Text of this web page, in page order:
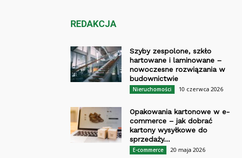
REDAKCJA
Szyby zespolone, szkło
hartowane i laminowane –
nowoczesne rozwiązania w
budownictwie
Nieruchomości 10 czerwca 2026
Opakowania kartonowe w e-
commerce – jak dobrać
kartony wysyłkowe do
sprzedaży...
E-commerce 20 maja 2026